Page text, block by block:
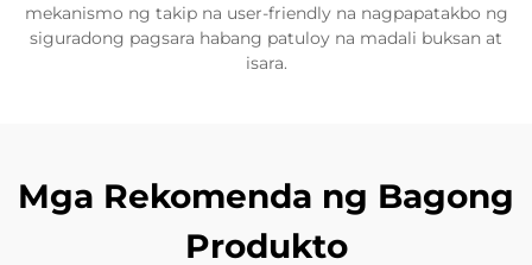
mekanismo ng takip na user-friendly na nagpapatakbo ng
siguradong pagsara habang patuloy na madali buksan at
isara.
Mga Rekomenda ng Bagong
Produkto